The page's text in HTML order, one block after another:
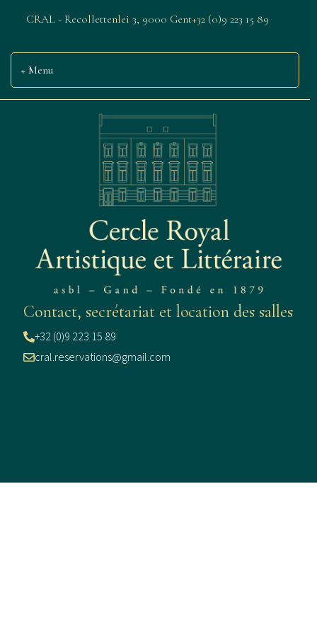
CRAL - Recollettenlei 3, 9000 Gent+32 (0)9 223 15 89
Menu
Contact, secrétariat et location des salles
+32 (0)9 223 15 89
cral.reservations@gmail.com